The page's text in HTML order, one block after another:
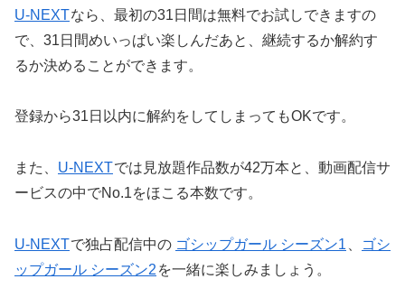
U-NEXTなら、最初の31日間は無料でお試しできますの
で、31日間めいっぱい楽しんだあと、継続するか解約す
るか決めることができます。
登録から31日以内に解約をしてしまってもOKです。
また、 U-NEXTでは見放題作品数が42万本と、動画配信サ
ービスの中でNo.1をほこる本数です。
U-NEXTで独占配信中の ゴシップガール シーズン1
ゴシ
ップガール シーズン2 を一緒に楽しみましょう。